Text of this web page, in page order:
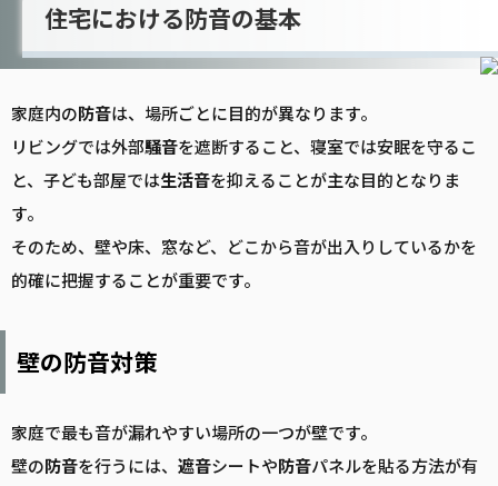
住宅における防音の基本
家庭内の防音は、場所ごとに目的が異なります。
リビングでは外部騒音を遮断すること、寝室では安眠を守るこ
と、子ども部屋では生活音を抑えることが主な目的となりま
す。
そのため、壁や床、窓など、どこから音が出入りしているかを
的確に把握することが重要です。
壁の防音対策
家庭で最も音が漏れやすい場所の一つが壁です。
壁の防音を行うには、 遮音シートや防音パネルを貼る方法が有